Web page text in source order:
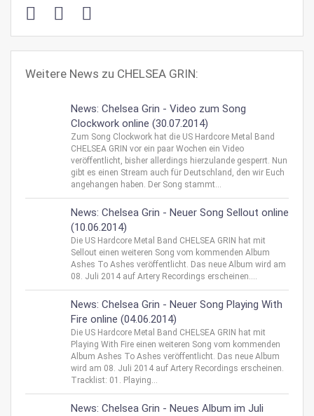
Weitere News zu CHELSEA GRIN:
News: Chelsea Grin - Video zum Song
Clockwork online (30.07.2014)
Zum Song Clockwork hat die US Hardcore Metal Band
CHELSEA GRIN vor ein paar Wochen ein Video
veröffentlicht, bisher allerdings hierzulande gesperrt. Nun
gibt es einen Stream auch für Deutschland, den wir Euch
angehangen haben. Der Song stammt...
News: Chelsea Grin - Neuer Song Sellout online
(10.06.2014)
Die US Hardcore Metal Band CHELSEA GRIN hat mit
Sellout einen weiteren Song vom kommenden Album
Ashes To Ashes veröffentlicht. Das neue Album wird am
08. Juli 2014 auf Artery Recordings erscheinen....
News: Chelsea Grin - Neuer Song Playing With
Fire online (04.06.2014)
Die US Hardcore Metal Band CHELSEA GRIN hat mit
Playing With Fire einen weiteren Song vom kommenden
Album Ashes To Ashes veröffentlicht. Das neue Album
wird am 08. Juli 2014 auf Artery Recordings erscheinen.
Tracklist: 01. Playing...
News: Chelsea Grin - Neues Album im Juli